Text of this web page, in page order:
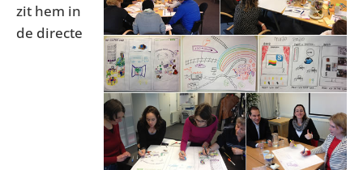
zit hem in
de directe